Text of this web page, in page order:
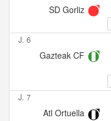
SD Gorliz
J. 6
Gazteak CF
J. 7
Atl Ortuella